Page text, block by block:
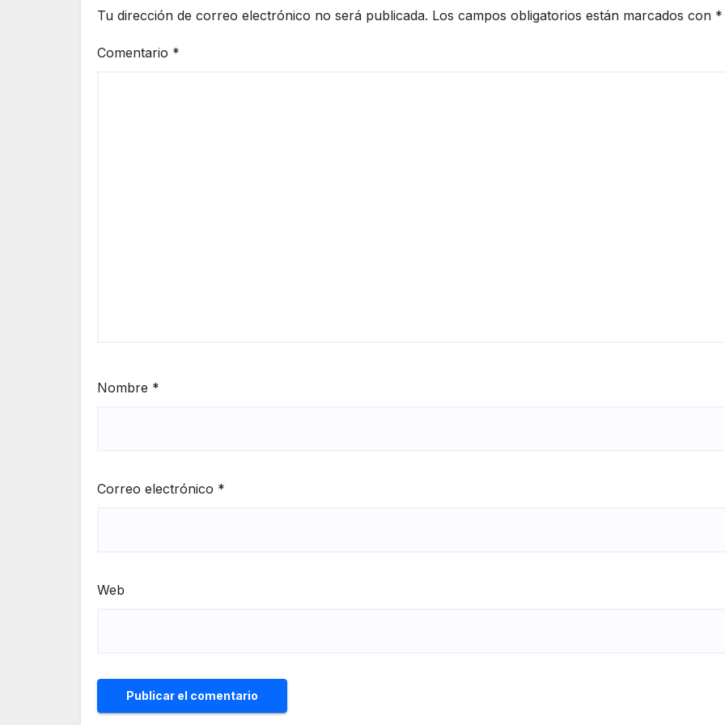
Tu dirección de correo electrónico no será publicada. Los campos obligatorios están marcados con *
Comentario *
Nombre *
Correo electrónico *
Web